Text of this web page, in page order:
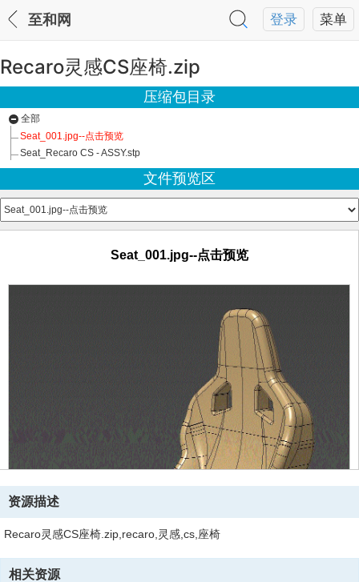
菜单
登录
至和网
Recaro灵感CS座椅.zip
压缩包目录
全部
Seat_001.jpg--点击预览
Seat_Recaro CS - ASSY.stp
文件预览区
Seat_001.jpg--点击预览
资源描述
Recaro灵感CS座椅.zip,recaro,灵感,cs,座椅
相关资源